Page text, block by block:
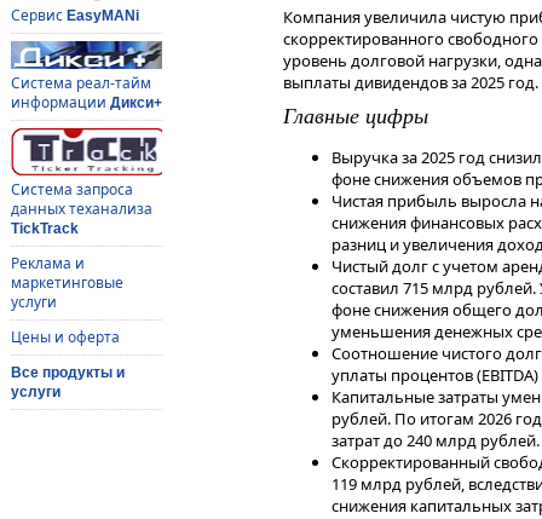
Сервис EasyMANi
Система реал-тайм
информации Дикси+
Система запроса
данных теханализа
TickTrack
Реклама и
маркетинговые
услуги
Цены и оферта
Все продукты и
услуги
Компания увеличила чистую
скорректированного
уровень долговой нагрузки,
выплаты дивидендов за 2025 год.
Главные цифры
Выручка за 2025 год
фоне снижения объемов
Чистая прибыль выросла
снижения финансовых
разниц и увеличения
Чистый долг с учетом
составил 715 млрд
фоне снижения общего
уменьшения денежных
Соотношение чистого
уплаты процентов
Капитальные затраты
рублей. По итогам 2026
затрат до 240 млрд рублей.
Скорректированный
119 млрд рублей,
снижения капитальных